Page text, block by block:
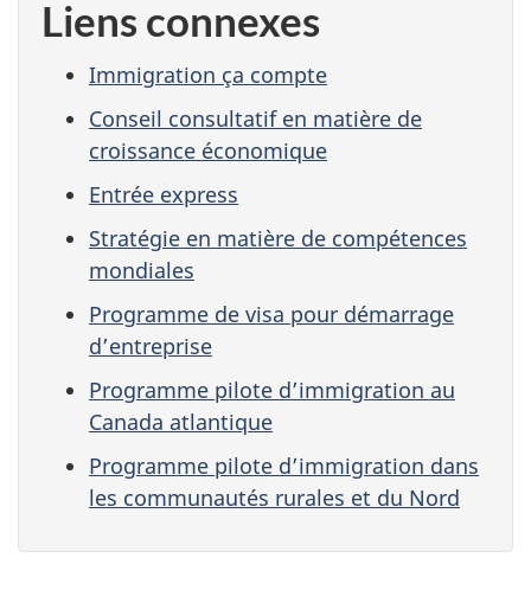
Liens connexes
Immigration ça compte
Conseil consultatif en matière de
croissance économique
Entrée express
Stratégie en matière de compétences
mondiales
Programme de visa pour démarrage
d’entreprise
Programme pilote d’immigration au
Canada atlantique
Programme pilote d’immigration dans
les communautés rurales et du Nord